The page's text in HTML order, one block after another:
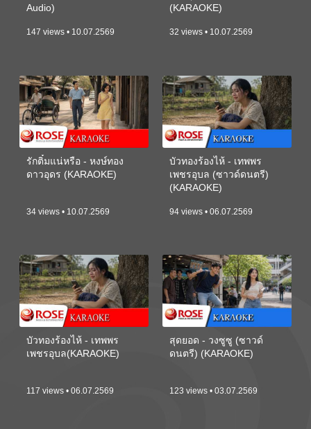
Audio)
147 views • 10.07.2569
(KARAOKE)
32 views • 10.07.2569
รักติ๋มแน่หรือ - หงษ์ทอง
ดาวอุดร (KARAOKE)
34 views • 10.07.2569
บัวทองร้องไห้ - เทพพร
เพชรอุบล (ซาวด์ดนตรี)
(KARAOKE)
94 views • 06.07.2569
บัวทองร้องไห้ - เทพพร
เพชรอุบล(KARAOKE)
117 views • 06.07.2569
สุดยอด - วงซูซู (ซาวด์
ดนตรี) (KARAOKE)
123 views • 03.07.2569